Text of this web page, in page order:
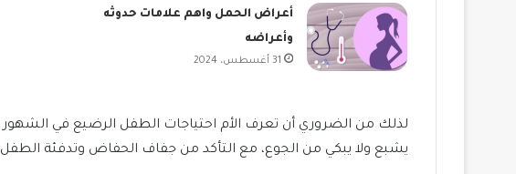
أعراض الحمل واهم علامات حدوثه
وأعراضه
31 أغسطس، 2024
لذلك من الضروري أن تعرف الأم احتياجات الطفل الرضيع في الشهور
يشبع ولا يبكي من الجوع، مع التأكد من جفاف الحفاض وتدفئة الطفل،